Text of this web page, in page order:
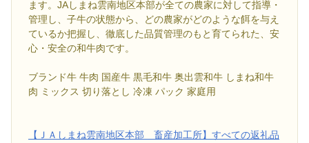
ます。JAしまね雲南地区本部が全ての農家に対して指導・
管理し、子牛の状態から、どの農家がどのような餌を与え
ているか把握し、徹底した品質管理のもと育てられた、安
心・安全の和牛肉です。
ブランド牛 牛肉 国産牛 黒毛和牛 奥出雲和牛 しまね和牛
肉 ミックス 切り落とし 冷凍 パック 家庭用
【ＪＡしまね雲南地区本部 畜産加工所】すべての返礼品